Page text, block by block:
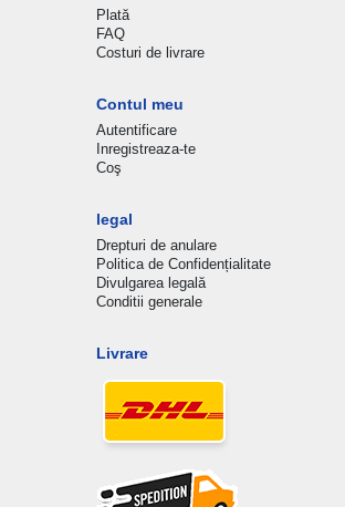
Plată
FAQ
Costuri de livrare
Contul meu
Autentificare
Inregistreaza-te
Coş
legal
Drepturi de anulare
Politica de Confidențialitate
Divulgarea legală
Conditii generale
Livrare